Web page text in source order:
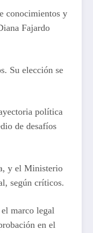
conocimientos y
Fajardo
Su elección se
política
de desafíos
y el Ministerio
según críticos.
marco legal
en el